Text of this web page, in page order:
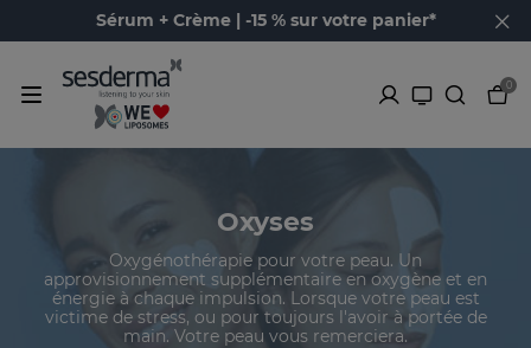
Sérum + Crème | -15 % sur votre panier*
0
Oxyses
Oxygénothérapie pour votre peau. Un
approvisionnement supplémentaire en oxygène et en
énergie à chaque impulsion. Lorsque votre peau est
victime de stress, ou pour toujours l'avoir à portée de
main. Votre peau vous remerciera.